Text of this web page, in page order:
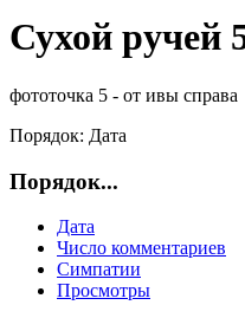
Сухой ручей
фототочка 5 - от ивы справа
Порядок: Дата
Порядок...
Дата
Число комментариев
Симпатии
Просмотры